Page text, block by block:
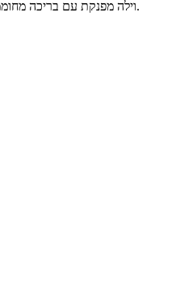
וילה מפנקת עם בריכה מחוממת בעונה וג'קוזי במיקום מבוקש באזור המרכז. פחות משעה נסיעה מאזור תל אביב ואתם נהנים עם בריכה משלכם.